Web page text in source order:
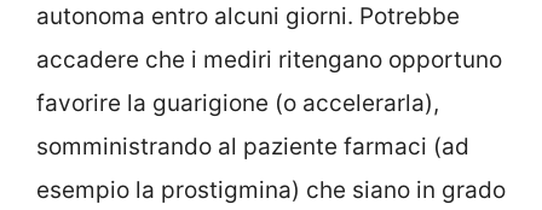
autonoma entro alcuni giorni. Potrebbe
accadere che i mediri ritengano opportuno
favorire la guarigione (o accelerarla),
somministrando al paziente farmaci (ad
esempio la prostigmina) che siano in grado